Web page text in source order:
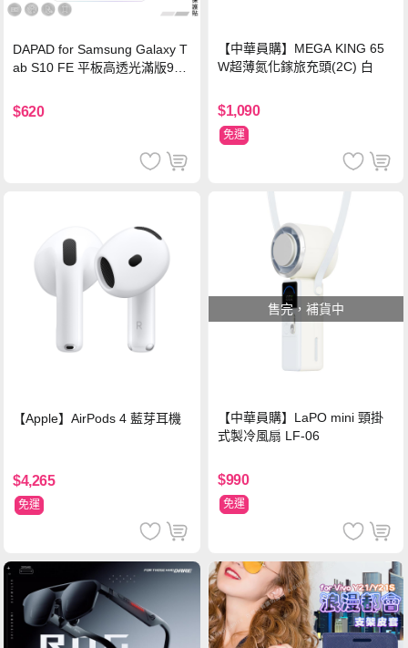
DAPAD for Samsung Galaxy T
ab S10 FE 平板高透光滿版9H
$620
【中華員購】MEGA KING 65
W超薄氮化鎵旅充頭(2C) 白
$1,090
免運
【Apple】AirPods 4 藍芽耳機
$4,265
免運
售完，補貨中
【中華員購】LaPO mini 頸掛
式製冷風扇 LF-06
$990
免運